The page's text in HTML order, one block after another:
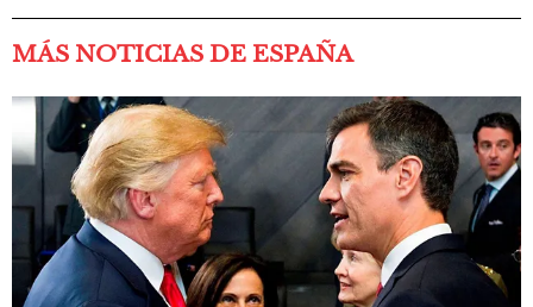
MÁS NOTICIAS DE ESPAÑA